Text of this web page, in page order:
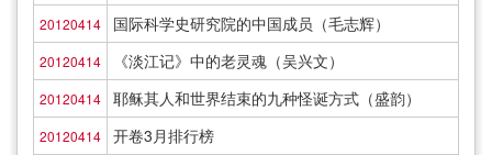
20120414 国际科学史研究院的中国成员（毛志辉）
20120414 《淡江记》中的老灵魂（吴兴文）
20120414 耶稣其人和世界结束的九种怪诞方式（盛韵）
20120414 开卷3月排行榜